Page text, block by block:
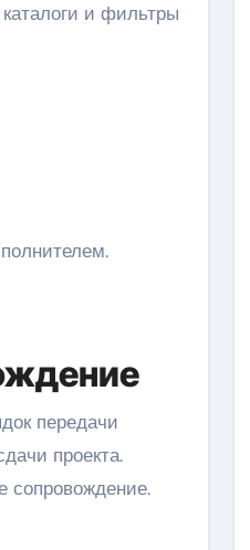
и фильтры
передачи
проекта.
сопровождение.